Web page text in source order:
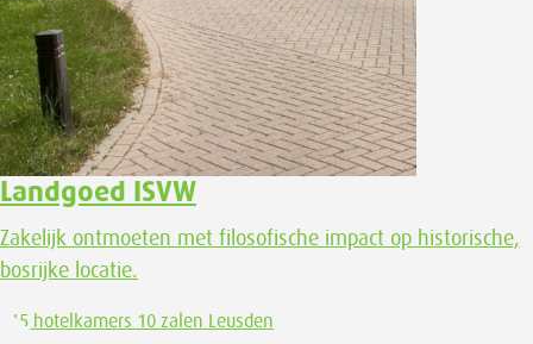
Landgoed ISVW
Zakelijk ontmoeten met filosofische impact op historische,
bosrijke locatie.
115 hotelkamers 10 zalen Leusden